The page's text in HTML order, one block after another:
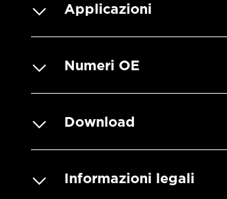
Applicazioni
Numeri OE
Download
Informazioni legali